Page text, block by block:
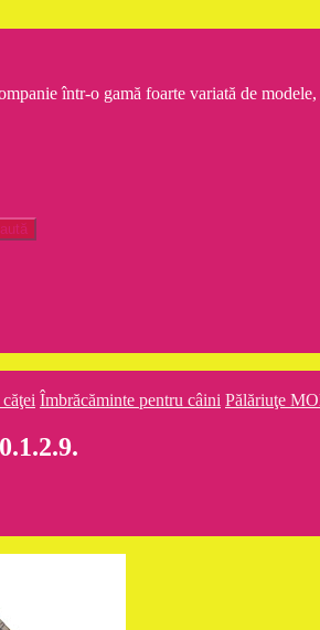
într-o gamă foarte variată de
Îmbrăcăminte pentru câini Pălăriuţe